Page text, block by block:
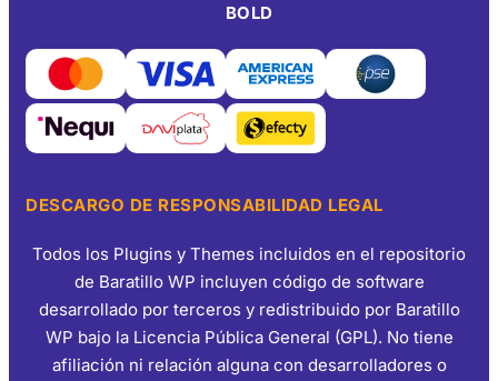
BOLD
DESCARGO DE RESPONSABILIDAD LEGAL
Todos los Plugins y Themes incluidos en el repositorio
de Baratillo WP incluyen código de software
desarrollado por terceros y redistribuido por Baratillo
WP bajo la Licencia Pública General (GPL). No tiene
afiliación ni relación alguna con desarrolladores o